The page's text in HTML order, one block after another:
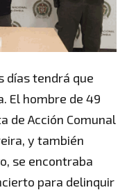
días tendrá que
El hombre de 49
de Acción Comunal
y también
se encontraba
para delinquir